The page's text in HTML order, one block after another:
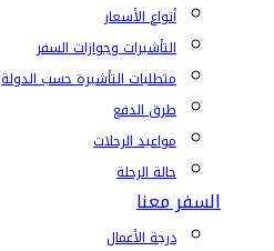
أنواع الأسعار
التأشيرات وجوازات السفر
متطلبات التأشيرة حسب الدولة
طرق الدفع
مواعيد الرحلات
حالة الرحلة
السفر معنا
درجة الأعمال